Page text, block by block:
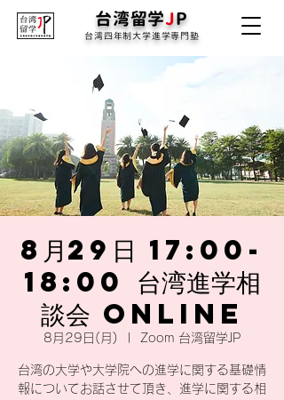
台湾留学JP
台湾四年制大学進学専門塾
8月29日 17:00-
18:00 台湾進学相
談会 online
8月29日(月) Zoom 台湾留学JP
台湾の大学や大学院への進学に関する基礎情
報についてお話させて頂き、進学に関する相